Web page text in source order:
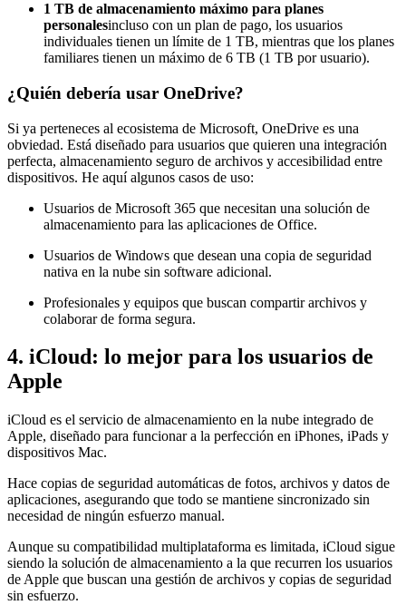
1 TB de almacenamiento máximo para planes
personalesincluso con un plan de pago, los usuarios
individuales tienen un límite de 1 TB, mientras que los planes
familiares tienen un máximo de 6 TB (1 TB por usuario).
¿Quién debería usar OneDrive?
Si ya perteneces al ecosistema de Microsoft, OneDrive es una
obviedad. Está diseñado para usuarios que quieren una integración
perfecta, almacenamiento seguro de archivos y accesibilidad entre
dispositivos. He aquí algunos casos de uso:
Usuarios de Microsoft 365 que necesitan una solución de
almacenamiento para las aplicaciones de Office.
Usuarios de Windows que desean una copia de seguridad
nativa en la nube sin software adicional.
Profesionales y equipos que buscan compartir archivos y
colaborar de forma segura.
4. iCloud: lo mejor para los usuarios de
Apple
iCloud es el servicio de almacenamiento en la nube integrado de
Apple, diseñado para funcionar a la perfección en iPhones, iPads y
dispositivos Mac.
Hace copias de seguridad automáticas de fotos, archivos y datos de
aplicaciones, asegurando que todo se mantiene sincronizado sin
necesidad de ningún esfuerzo manual.
Aunque su compatibilidad multiplataforma es limitada, iCloud sigue
siendo la solución de almacenamiento a la que recurren los usuarios
de Apple que buscan una gestión de archivos y copias de seguridad
sin esfuerzo.